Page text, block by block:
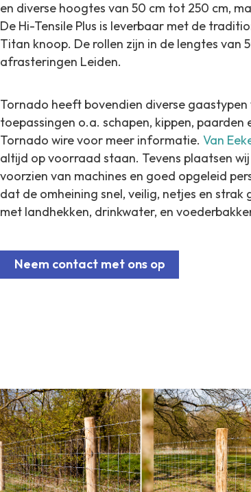
en diverse hoogtes van 50 cm tot 250 cm,
De Hi-Tensile Plus is leverbaar met de
Titan knoop. De rollen zijn in de lengtes van
afrasteringen Leiden.
Tornado heeft bovendien diverse
toepassingen o.a. schapen, kippen, paarden
Tornado wire voor meer informatie. Van
altijd op voorraad staan. Tevens plaatsen
voorzien van machines en goed opgeleid
dat de omheining snel, veilig, netjes en
met landhekken, drinkwater, en
Neem contact met ons op